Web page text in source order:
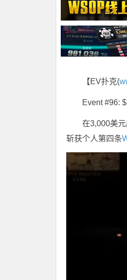
【EV扑克(
Event #96:
在3,000美
斩获个人第四条